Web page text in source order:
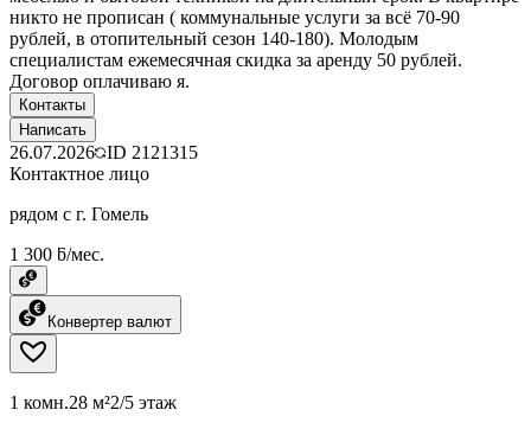
никто не прописан ( коммунальные услуги за всё 70-90
рублей, в отопительный сезон 140-180). Молодым
специалистам ежемесячная скидка за аренду 50 рублей.
Договор оплачиваю я.
Контакты
Написать
26.07.2026 ID 2121315
Контактное лицо
рядом с г. Гомель
1 300 ƃ/мес.
Конвертер валют
1 комн.28 м²2/5 этаж